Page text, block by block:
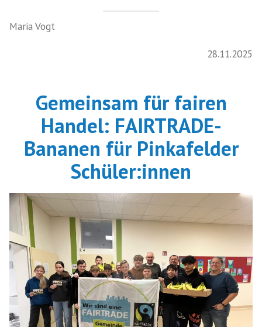
Maria Vogt
28.11.2025
Gemeinsam für fairen
Handel: FAIRTRADE-
Bananen für Pinkafelder
Schüler:innen